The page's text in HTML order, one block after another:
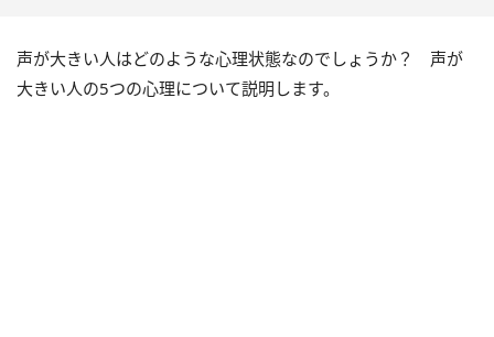
声が大きい人はどのような心理状態なのでしょうか？ 声が
大きい人の5つの心理について説明します。